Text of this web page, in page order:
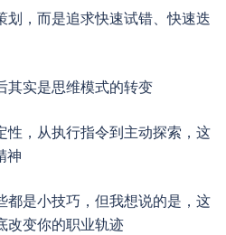
划，而是追求快速试错、快速迭
其实是思维模式的转变
性，从执行指令到主动探索，这
神
都是小技巧，但我想说的是，这
改变你的职业轨迹